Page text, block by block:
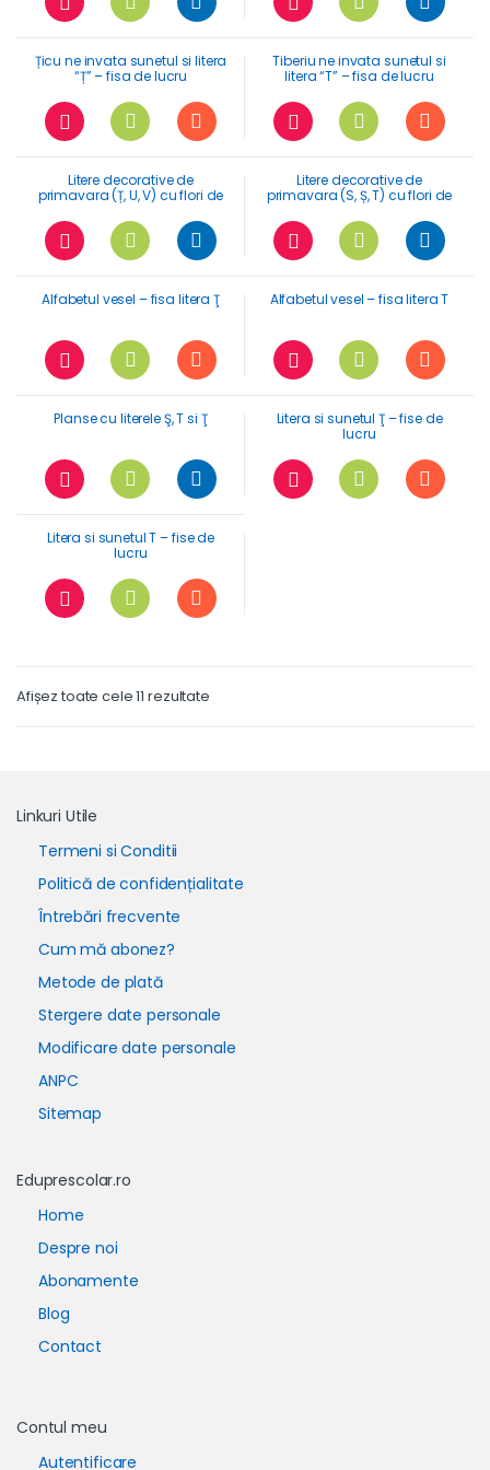
Țicu ne invata sunetul si litera
“Ț” – fisa de lucru
Tiberiu ne invata sunetul si
litera “T” – fisa de lucru
Litere decorative de
primavara (Ț, U, V) cu flori de
Litere decorative de
primavara (S, Ș, T) cu flori de
Alfabetul vesel – fisa litera Ţ Alfabetul vesel – fisa litera T
Planse cu literele Ş, T si Ţ
Litera si sunetul Ţ – fise de
lucru
Litera si sunetul T – fise de
lucru
Afișez toate cele 11 rezultate
Linkuri Utile
Termeni si Conditii
Politică de confidențialitate
Întrebări frecvente
Cum mă abonez?
Metode de plată
Stergere date personale
Modificare date personale
ANPC
Sitemap
Eduprescolar.ro
Home
Despre noi
Abonamente
Blog
Contact
Contul meu
Autentificare